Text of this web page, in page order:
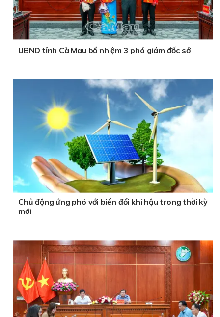
UBND tỉnh Cà Mau bổ nhiệm 3 phó giám đốc sở
Chủ động ứng phó với biến đổi khí hậu trong thời kỳ
mới